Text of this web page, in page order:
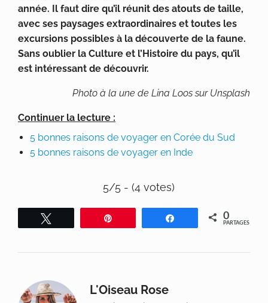
année. Il faut dire qu’il réunit des atouts de taille,
avec ses paysages extraordinaires et toutes les
excursions possibles à la découverte de la faune.
Sans oublier la Culture et l’Histoire du pays, qu’il
est intéressant de découvrir.
Photo à la une de Lina Loos sur Unsplash
Continuer la lecture :
5 bonnes raisons de voyager en Corée du Sud
5 bonnes raisons de voyager en Inde
5/5 - (4 votes)
Partagez 0
PARTAGES
L'Oiseau Rose